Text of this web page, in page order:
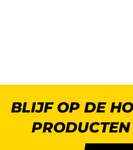
BLIJF OP DE